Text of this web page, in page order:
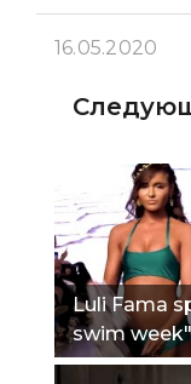
16.05.2020
Luli Fama
swim week"